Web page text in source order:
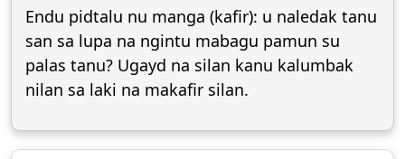
Endu pidtalu nu manga (kafir): u naledak tanu
san sa lupa na ngintu mabagu pamun su
palas tanu? Ugayd na silan kanu kalumbak
nilan sa laki na makafir silan.